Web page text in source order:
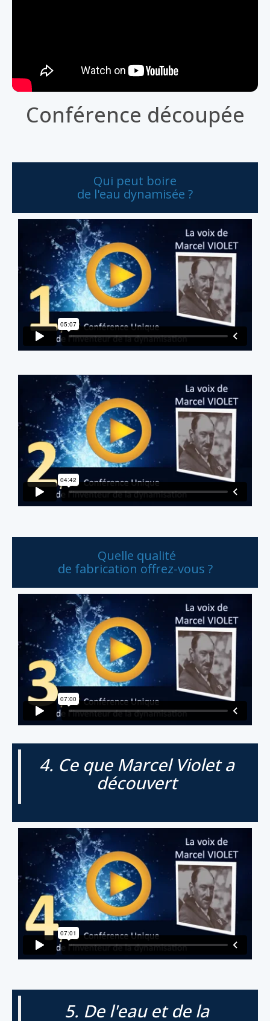
Conférence découpée
Qui peut boire
de l'eau dynamisée ?
Quelle qualité
de fabrication offrez-vous ?
4. Ce que Marcel Violet a
découvert
5. De l'eau et de la